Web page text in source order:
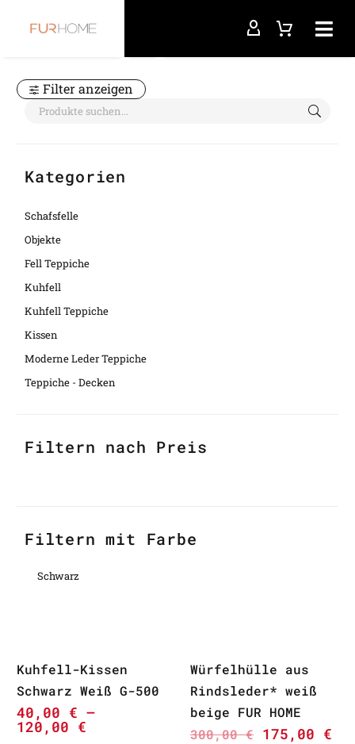
Filter anzeigen
Kategorien
Schafsfelle
Objekte
Fell Teppiche
Kuhfell
Kuhfell Teppiche
Kissen
Moderne Leder Teppiche
Teppiche - Decken
Filtern nach Preis
Filtern mit Farbe
Schwarz
Kuhfell-Kissen
Schwarz Weiß G-500
40,00 € –
120,00 €
Würfelhülle aus
Rindsleder* weiß
beige FUR HOME
300,00€ 175,00 €